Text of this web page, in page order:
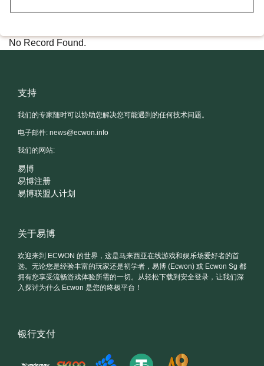
No Record Found.
支持
我们的专家随时可以协助您解决您可能遇到的任何技术问题。
电子邮件: news@ecwon.info
我们的网站:
易博
易博注册
易博联盟人计划
关于易博
欢迎来到 ECWON 的世界，这是马来西亚在线游戏和娱乐场爱好者的首
选。无论您是经验丰富的玩家还是初学者，易博 (Ecwon) 或 Ecwon Sg 都
拥有您享受流畅游戏体验所需的一切。从轻松下载到安全登录，让我们深
入探讨为什么 Ecwon 是您的终极平台！
银行支付